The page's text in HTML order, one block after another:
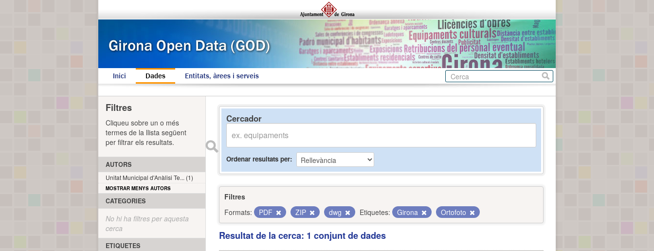
Inici Dades Entitats, àrees i serveis
Cercador
Ordenar resultats per
Filtres
Formats:
PDF ZIP dwg Etiquetes: Girona Ortofoto
Resultat de la cerca: 1 conjunt de dades
Filtres
Cliqueu sobre un o més
termes de la llista següent
per filtrar els resultats.
AUTORS
Unitat Municipal d'Anàlisi Te... (1)
MOSTRAR MENYS AUTORS
CATEGORIES
No hi ha filtres per aquesta
cerca
ETIQUETES